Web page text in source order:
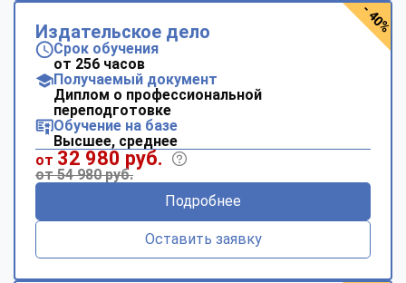
Издательское дело
Срок обучения
от 256 часов
Получаемый документ
Диплом о профессиональной
переподготовке
Обучение на базе
Высшее, среднее
от 32 980 руб.
от 54 980 руб.
Подробнее
Оставить заявку
- 40%